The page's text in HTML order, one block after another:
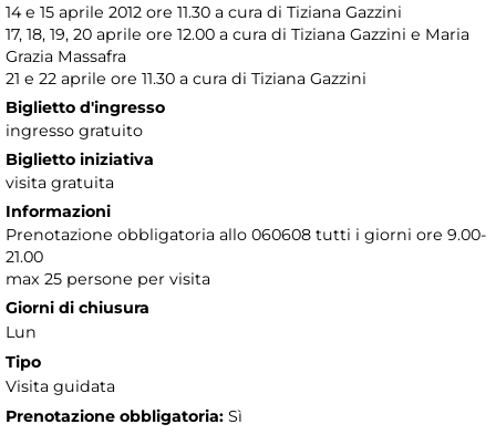
14 e 15 aprile 2012 ore 11.30 a cura di Tiziana Gazzini
17, 18, 19, 20 aprile ore 12.00 a cura di Tiziana Gazzini e Maria
Grazia Massafra
21 e 22 aprile ore 11.30 a cura di Tiziana Gazzini
Biglietto d'ingresso
ingresso gratuito
Biglietto iniziativa
visita gratuita
Informazioni
Prenotazione obbligatoria allo 060608 tutti i giorni ore 9.00-
21.00
max 25 persone per visita
Giorni di chiusura
Lun
Tipo
Visita guidata
Prenotazione obbligatoria: Sì